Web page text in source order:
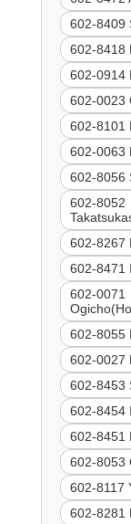
602-8409
602-8418
602-0914
602-0023
602-8101
602-0063
602-8056
602-8052
602-8267
602-8471
602-0071
602-8055
602-0027
602-8453
602-8454
602-8451
602-8053
602-8117
602-8281